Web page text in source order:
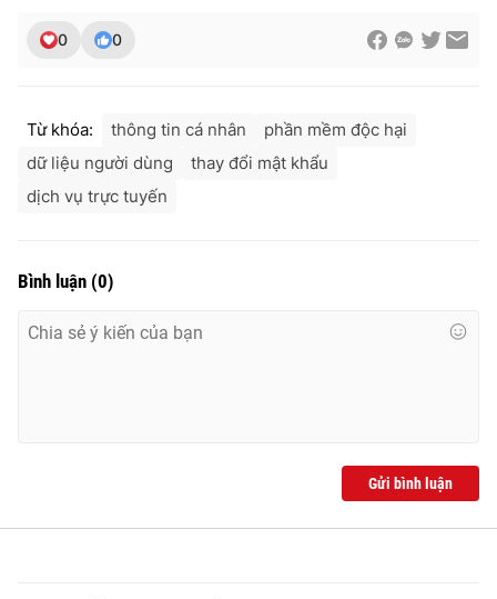
Liên hệ quảng cáo:
0 0
Từ khóa: thông tin cá nhân
phần mềm độc hại
dữ liệu người dùng
thay đổi mật khẩu
dịch vụ trực tuyến
Bình luận (0)
Gửi bình luận